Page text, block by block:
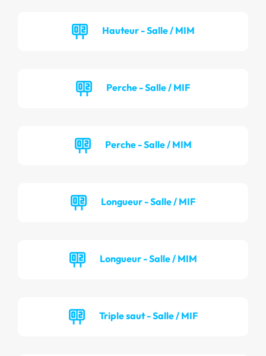
Hauteur - Salle / MIM
Perche - Salle / MIF
Perche - Salle / MIM
Longueur - Salle / MIF
Longueur - Salle / MIM
Triple saut - Salle / MIF